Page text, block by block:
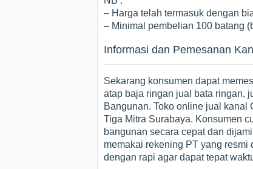
– Harga telah termasuk dengan
– Minimal pembelian 100 batang
Informasi dan Pemesanan
Sekarang konsumen dapat
atap baja ringan jual bata ringan,
Bangunan. Toko online jual kanal
Tiga Mitra Surabaya. Konsumen
bangunan secara cepat dan
memakai rekening PT yang
dengan rapi agar dapat tepat